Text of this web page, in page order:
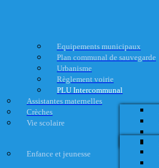
Equipements municipaux
Plan communal de sauvegarde
Urbanisme
Règlement voirie
PLU Intercommunal
Assistantes maternelles
Crèches
Vie scolaire
Enfance et jeunesse